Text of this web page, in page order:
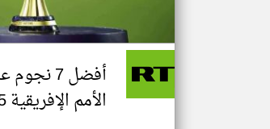
أفضل 7
الأمم الإفريقية 2025